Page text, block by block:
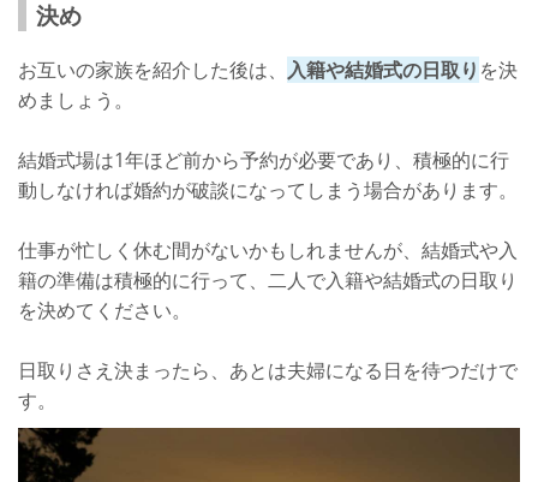
決め
お互いの家族を紹介した後は、 入籍や結婚式の日取り を決
めましょう。
結婚式場は1年ほど前から予約が必要であり、積極的に行
動しなければ婚約が破談になってしまう場合があります。
仕事が忙しく休む間がないかもしれませんが、結婚式や入
籍の準備は積極的に行って、二人で入籍や結婚式の日取り
を決めてください。
日取りさえ決まったら、あとは夫婦になる日を待つだけで
す。